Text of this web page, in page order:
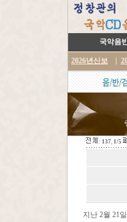
국악음
2026년신보
: 137, 1/5
지난 2월 21